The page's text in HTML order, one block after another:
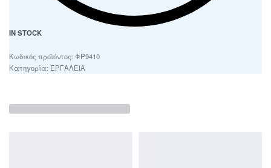
IN STOCK
ΦΡ9410
Κατηγορία: ΕΡΓΑΛΕΙΑ